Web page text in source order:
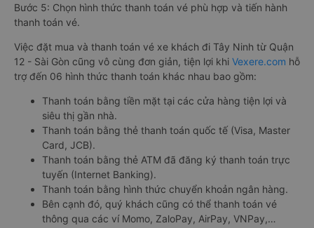
Bước 5: Chọn hình thức thanh toán vé phù hợp và tiến hành
thanh toán vé.
Việc đặt mua và thanh toán vé xe khách đi Tây Ninh từ Quận
12 - Sài Gòn cũng vô cùng đơn giản, tiện lợi khi Vexere.com hỗ
trợ đến 06 hình thức thanh toán khác nhau bao gồm:
Thanh toán bằng tiền mặt tại các cửa hàng tiện lợi và
siêu thị gần nhà.
Thanh toán bằng thẻ thanh toán quốc tế (Visa, Master
Card, JCB).
Thanh toán bằng thẻ ATM đã đăng ký thanh toán trực
tuyến (Internet Banking).
Thanh toán bằng hình thức chuyển khoản ngân hàng.
Bên cạnh đó, quý khách cũng có thể thanh toán vé
thông qua các ví Momo, ZaloPay, AirPay, VNPay,…